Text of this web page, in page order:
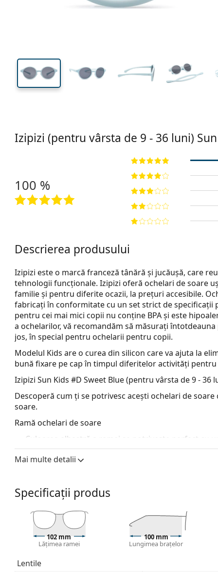
Izipizi (pentru vârsta de 9 - 36 luni)
100 %
Descrierea produsului
Izipizi este o marcă franceză tânără și jucăușă, care
tehnologii funcționale. Izipizi oferă ochelari de soare
familie și pentru diferite ocazii, la prețuri accesibile.
fabricați în conformitate cu un set strict de specificații
pentru cei mai mici copii nu conține BPA și este
a ochelarilor, vă recomandăm să măsurați
jos, în special pentru ochelarii pentru copii.
Modelul Kids are o curea din silicon care va ajuta la
bună fixare pe cap în timpul diferitelor activități pentru
Izipizi Sun Kids #D Sweet Blue (pentru vârsta de 9 - 36
Descoperă cum ți se potrivesc acești ochelari de
soare.
Ramă ochelari de soare
Culoarea albastră a ramei se potrivește perfect cu
sau blond deschis.
Ramele rotunde de ochelari de soare
Lentilele originale pot fi înlocuite cu lentile
Lentile ochelari de soare
Lentilele gri reduc intensitatea luminii fără a
Lentilele sunt fabricate din plastic, ale cărui
rezistența la fisuri.
,
reflexiile nedorite și protejează ochii împotriva
Mai multe detalii
Specificații produs
102 mm
Lățimea ramei
100 mm
Lungimea brațelor
Lentile